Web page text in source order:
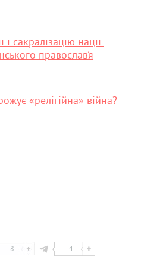
і сакралізацію нації.
православ’я
«релігійна» війна?
8 4